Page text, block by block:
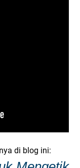
di blog ini: